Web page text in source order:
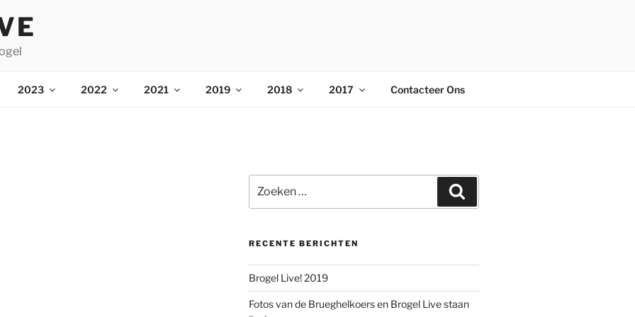
2023 2022 2021 2019 2018 2017 Contacteer Ons
naar:
RECENTE BERICHTEN
Brogel Live! 2019
Fotos van de Brueghelkoers en Brogel Live staan